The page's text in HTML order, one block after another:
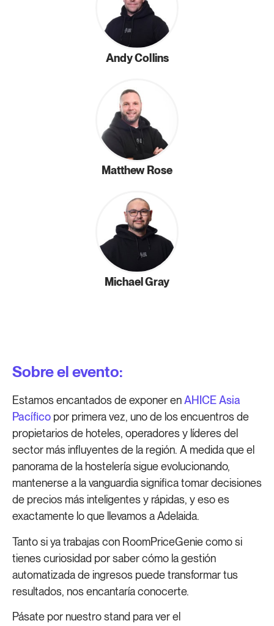
Andy Collins
Matthew Rose
Michael Gray
Sobre el evento:
Estamos encantados de exponer enAHICE Asia
Pacífico por primera vez, uno de los encuentros de
propietarios de hoteles, operadores y líderes del
sector más influyentes de la región. A medida que el
panorama de la hostelería sigue evolucionando,
mantenerse a la vanguardia significa tomar decisiones
de precios más inteligentes y rápidas, y eso es
exactamente lo que llevamos a Adelaida.
Tanto si ya trabajas con RoomPriceGenie como si
tienes curiosidad por saber cómo la gestión
automatizada de ingresos puede transformar tus
resultados, nos encantaría conocerte.
Pásate por nuestro stand para ver el